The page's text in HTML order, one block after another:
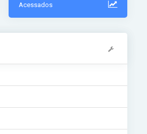
Acessados